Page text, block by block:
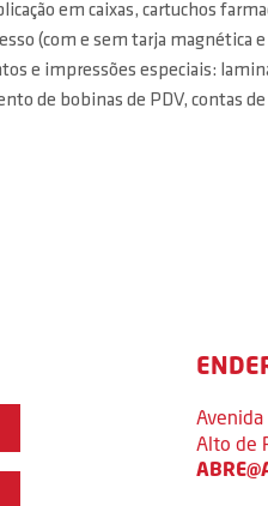
em caixas, cartuchos
(com e sem tarja magnética
e impressões especiais:
de bobinas de PDV, contas de
Avenida
Alto de